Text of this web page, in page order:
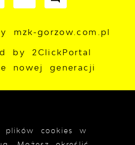
mzk-gorzow.com.pl
by 2ClickPortal
nowej generacji
plików cookies w